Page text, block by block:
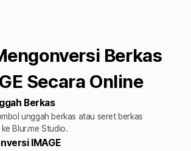
Berkas
Secara Online
Berkas
unggah berkas atau seret berkas
Blur.me Studio.
IMAGE